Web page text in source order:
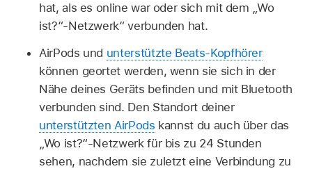
hat, als es online war oder sich mit dem „Wo
ist?“-Netzwerk“ verbunden hat.
AirPods und unterstützte Beats-Kopfhörer
können geortet werden, wenn sie sich in der
Nähe deines Geräts befinden und mit Bluetooth
verbunden sind. Den Standort deiner
unterstützten AirPods kannst du auch über das
„Wo ist?“-Netzwerk für bis zu 24 Stunden
sehen, nachdem sie zuletzt eine Verbindung zu